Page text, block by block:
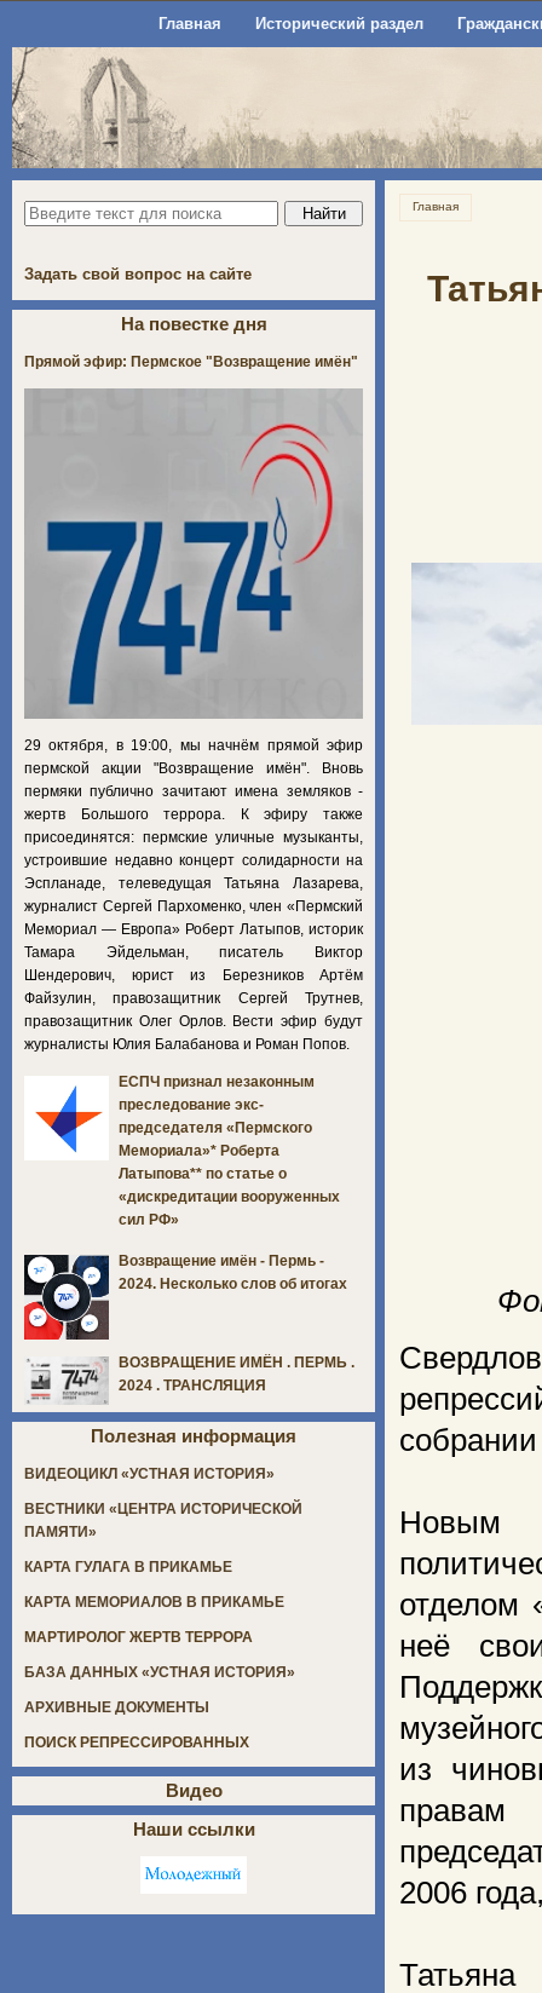
Главная Исторический раздел
Главная
Новым
отделом
неё
из
правам
2006
Задать свой вопрос на сайте
На повестке дня
Прямой эфир: Пермское "Возвращение имён"
29 октября, в 19:00, мы начнём прямой эфир
пермской акции "Возвращение имён". Вновь
пермяки публично зачитают имена земляков -
жертв Большого террора. К эфиру также
присоединятся: пермские уличные музыканты,
устроившие недавно концерт солидарности на
Эспланаде, телеведущая Татьяна Лазарева,
журналист Сергей Пархоменко, член «Пермский
Мемориал — Европа» Роберт Латыпов, историк
Тамара Эйдельман, писатель Виктор
Шендерович, юрист из Березников Артём
Файзулин, правозащитник Сергей Трутнев,
правозащитник Олег Орлов. Вести эфир будут
журналисты Юлия Балабанова и Роман Попов.
ЕСПЧ признал незаконным
преследование экс-
председателя «Пермского
Мемориала»* Роберта
Латыпова** по статье о
«дискредитации вооруженных
сил РФ»
Возвращение имён - Пермь -
2024. Несколько слов об итогах
ВОЗВРАЩЕНИЕ ИМЁН . ПЕРМЬ .
2024 . ТРАНСЛЯЦИЯ
Полезная информация
ВИДЕОЦИКЛ «УСТНАЯ ИСТОРИЯ»
ВЕСТНИКИ «ЦЕНТРА ИСТОРИЧЕСКОЙ
ПАМЯТИ»
КАРТА ГУЛАГА В ПРИКАМЬЕ
КАРТА МЕМОРИАЛОВ В ПРИКАМЬЕ
МАРТИРОЛОГ ЖЕРТВ ТЕРРОРА
БАЗА ДАННЫХ «УСТНАЯ ИСТОРИЯ»
АРХИВНЫЕ ДОКУМЕНТЫ
ПОИСК РЕПРЕССИРОВАННЫХ
Видео
Наши ссылки